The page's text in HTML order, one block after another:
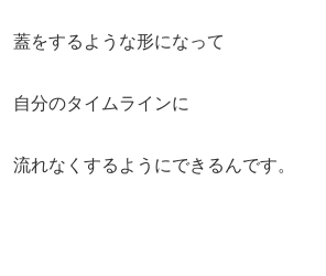
蓋をするような形になって
自分のタイムラインに
流れなくするようにできるんです。